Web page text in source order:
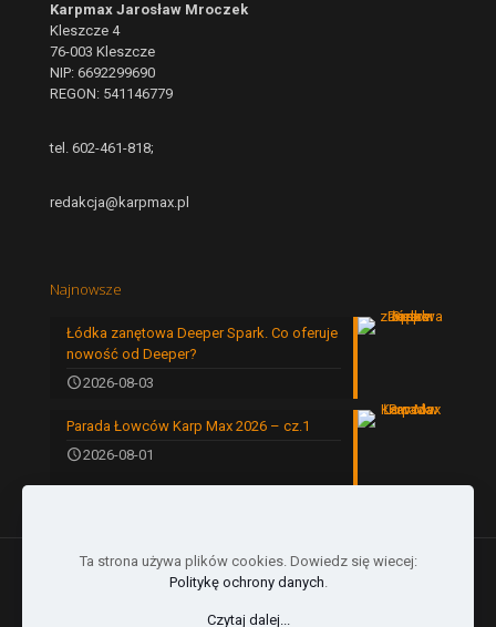
Karpmax Jarosław Mroczek
Kleszcze 4
76-003 Kleszcze
NIP: 6692299690
REGON: 541146779
tel. 602-461-818;
redakcja@karpmax.pl
Najnowsze
Łódka zanętowa Deeper Spark. Co oferuje
nowość od Deeper?
2026-08-03
Parada Łowców Karp Max 2026 – cz.1
2026-08-01
Ta strona używa plików cookies. Dowiedz się wiecej:
Politykę ochrony danych.
Czytaj dalej...